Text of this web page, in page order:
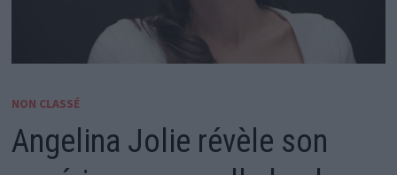
NON CLASSÉ
Angelina Jolie révèle son